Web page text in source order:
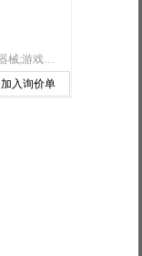
【28类】体育活动器械;游戏机;积木（玩具）;球及球拍专用袋;宠物用玩具;玩具;棋;锻炼身体器械;多米诺骨牌;钓鱼用具
加入询价单